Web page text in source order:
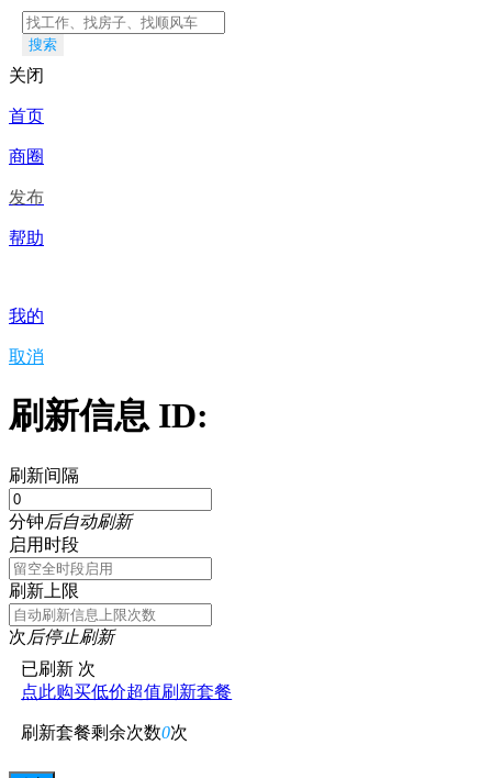
搜索
关闭
首页
商圈
发布
帮助
我的
取消
刷新信息 ID:
刷新间隔
分钟后自动刷新
启用时段
刷新上限
次后停止刷新
已刷新 次
点此购买低价超值刷新套餐
刷新套餐剩余次数0次